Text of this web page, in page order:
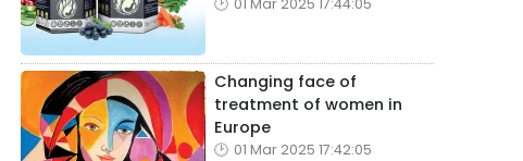
01 Mar 2025 17:44:05
Changing face of
treatment of women in
Europe
01 Mar 2025 17:42:05